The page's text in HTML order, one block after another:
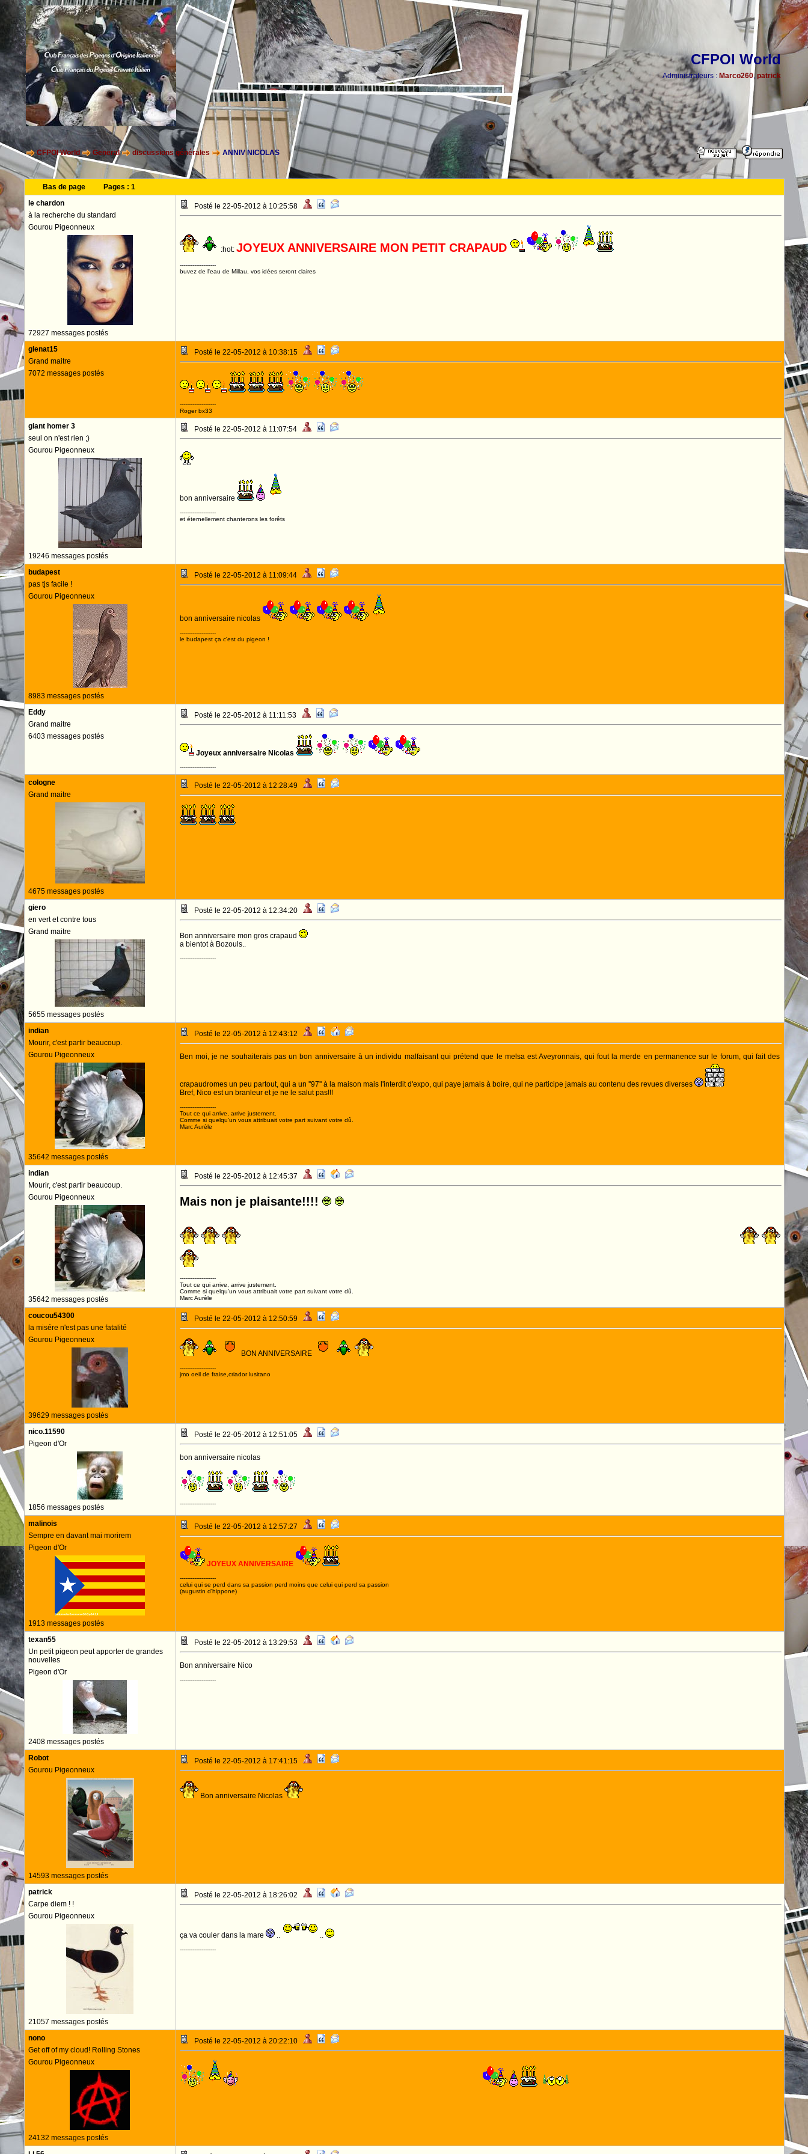
CFPOI World
Administrateurs : Marco260, patrick
CFPOI World General discussions générales ANNIV NICOLAS
Bas de page Pages : 1
le chardon
à la recherche du standard
Gourou Pigeonneux
72927 messages postés
Posté le 22-05-2012 à 10:25:58
:hot: JOYEUX ANNIVERSAIRE MON PETIT CRAPAUD
--------------------
buvez de l'eau de Millau, vos idées seront claires
glenat15
Grand maitre
7072 messages postés
Posté le 22-05-2012 à 10:38:15
--------------------
Roger bx33
giant homer 3
seul on n'est rien ;)
Gourou Pigeonneux
19246 messages postés
Posté le 22-05-2012 à 11:07:54
bon anniversaire
--------------------
et éternellement chanterons les forêts
budapest
pas tjs facile !
Gourou Pigeonneux
8983 messages postés
Posté le 22-05-2012 à 11:09:44
bon anniversaire nicolas
--------------------
le budapest ça c'est du pigeon !
Eddy
Grand maitre
6403 messages postés
Posté le 22-05-2012 à 11:11:53
Joyeux anniversaire Nicolas
--------------------
cologne
Grand maitre
4675 messages postés
Posté le 22-05-2012 à 12:28:49
giero
en vert et contre tous
Grand maitre
5655 messages postés
Posté le 22-05-2012 à 12:34:20
Bon anniversaire mon gros crapaud
a bientot à Bozouls..
--------------------
indian
Mourir, c'est partir beaucoup.
Gourou Pigeonneux
35642 messages postés
Posté le 22-05-2012 à 12:43:12
Ben moi, je ne souhaiterais pas un bon anniversaire à un individu malfaisant qui prétend que le melsa est Aveyronnais, qui fout la merde en permanence sur le forum, qui fait des
crapaudromes un peu partout, qui a un ''97'' à la maison mais l'interdit d'expo, qui paye jamais à boire, qui ne participe jamais au contenu des revues diverses
Bref, Nico est un branleur et je ne le salut pas!!!
--------------------
Tout ce qui arrive, arrive justement.
Comme si quelqu'un vous attribuait votre part suivant votre dû.
Marc Aurèle
indian
Mourir, c'est partir beaucoup.
Gourou Pigeonneux
35642 messages postés
Posté le 22-05-2012 à 12:45:37
Mais non je plaisante!!!!
BON ANNIVERSAIRE MON CRAPAUD A MOI QUE J'AIME!!!
--------------------
Tout ce qui arrive, arrive justement.
Comme si quelqu'un vous attribuait votre part suivant votre dû.
Marc Aurèle
coucou54300
la misére n'est pas une fatalité
Gourou Pigeonneux
39629 messages postés
Posté le 22-05-2012 à 12:50:59
BON ANNIVERSAIRE
--------------------
jmo oeil de fraise,criador lusitano
nico.11590
Pigeon d'Or
1856 messages postés
Posté le 22-05-2012 à 12:51:05
bon anniversaire nicolas
--------------------
malinois
Sempre en davant mai morirem
Pigeon d'Or
1913 messages postés
Posté le 22-05-2012 à 12:57:27
JOYEUX ANNIVERSAIRE
--------------------
celui qui se perd dans sa passion perd moins que celui qui perd sa passion
(augustin d'hippone)
texan55
Un petit pigeon peut apporter de grandes
nouvelles
Pigeon d'Or
2408 messages postés
Posté le 22-05-2012 à 13:29:53
Bon anniversaire Nico
--------------------
Robot
Gourou Pigeonneux
14593 messages postés
Posté le 22-05-2012 à 17:41:15
Bon anniversaire Nicolas
patrick
Carpe diem ! !
Gourou Pigeonneux
21057 messages postés
Posté le 22-05-2012 à 18:26:02
ça va couler dans la mare .. ..
--------------------
nono
Get off of my cloud! Rolling Stones
Gourou Pigeonneux
24132 messages postés
Posté le 22-05-2012 à 20:22:10